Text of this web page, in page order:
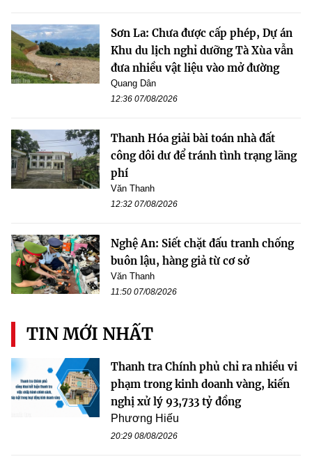
Sơn La: Chưa được cấp phép, Dự án
Khu du lịch nghỉ dưỡng Tà Xùa vẫn
đưa nhiều vật liệu vào mở đường
Quang Dân
12:36 07/08/2026
Thanh Hóa giải bài toán nhà đất
công dôi dư để tránh tình trạng lãng
phí
Văn Thanh
12:32 07/08/2026
Nghệ An: Siết chặt đấu tranh chống
buôn lậu, hàng giả từ cơ sở
Văn Thanh
11:50 07/08/2026
TIN MỚI NHẤT
Thanh tra Chính phủ chỉ ra nhiều vi
phạm trong kinh doanh vàng, kiến
nghị xử lý 93,733 tỷ đồng
Phương Hiếu
20:29 08/08/2026